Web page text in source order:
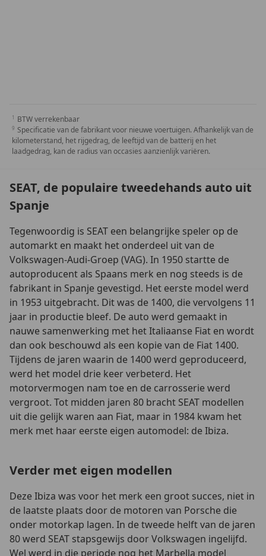
BTW verrekenbaar
Specificatie van de fabrikant voor nieuwe voertuigen. Afhankelijk van de
kilometerstand, het rijgedrag, de leeftijd van de batterij en het
laadgedrag, kan de radius van occasies aanzienlijk variëren.
SEAT, de populaire tweedehands auto uit
Spanje
Tegenwoordig is SEAT een belangrijke speler op de
automarkt en maakt het onderdeel uit van de
Volkswagen-Audi-Groep (VAG). In 1950 startte de
autoproducent als Spaans merk en nog steeds is de
fabrikant in Spanje gevestigd. Het eerste model werd
in 1953 uitgebracht. Dit was de 1400, die vervolgens 11
jaar in productie bleef. De auto werd gemaakt in
nauwe samenwerking met het Italiaanse Fiat en wordt
dan ook beschouwd als een kopie van de Fiat 1400.
Tijdens de jaren waarin de 1400 werd geproduceerd,
werd het model drie keer verbeterd. Het
motorvermogen nam toe en de carrosserie werd
vergroot. Tot midden jaren 80 bracht SEAT modellen
uit die gelijk waren aan Fiat, maar in 1984 kwam het
merk met haar eerste eigen automodel: de Ibiza.
Verder met eigen modellen
Deze Ibiza was voor het merk een groot succes, niet in
de laatste plaats door de motoren van Porsche die
onder motorkap lagen. In de tweede helft van de jaren
80 werd SEAT stapsgewijs door Volkswagen ingelijfd.
Wel werd in die periode nog het Marbella model